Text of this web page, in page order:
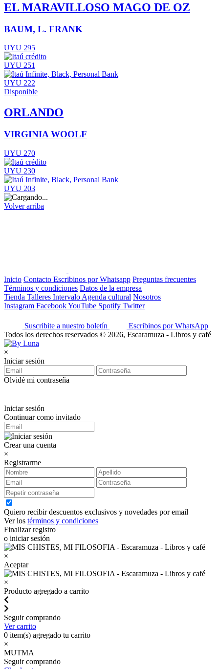
EL MARAVILLOSO MAGO DE OZ
BAUM, L. FRANK
UYU 295
UYU 251
UYU 222
Disponible
ORLANDO
VIRGINIA WOOLF
UYU 270
UYU 230
UYU 203
Volver arriba
Inicio Contacto Escribinos por Whatsapp Preguntas frecuentes
Términos y condiciones Datos de la empresa
Tienda Talleres Intervalo Agenda cultural Nosotros
Instagram FacebookYouTube Spotify Twitter
Suscribite a nuestro boletín
Escribinos por WhatsApp
Todos los derechos reservados © 2026, Escaramuza - Libros y café
×
Iniciar sesión
Olvidé mi contraseña
Iniciar sesión
Continuar como invitado
Crear una cuenta
×
Registrarme
Quiero recibir descuentos exclusivos y novedades por email
Ver los términos y condiciones
Finalizar registro
o iniciar sesión
×
Aceptar
×
Producto agregado a carrito
Seguir comprando
Ver carrito
0 item(s) agregado tu carrito
×
MUTMA
Seguir comprando